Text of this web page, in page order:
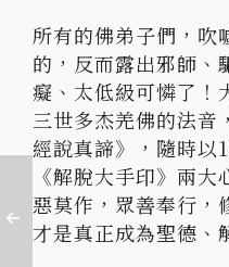
所有的佛弟子們，吹
的，反而露出邪師、
癡、太低級可憐了！
三世多杰羌佛的法音
經說真諦》，隨時以
《解脫大手印》兩
惡莫作，眾善奉行，
才是真正成為聖德、